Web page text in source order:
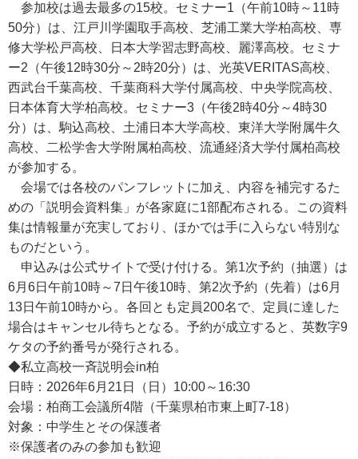
参加校は過去最多の15校。セミナー1（午前10時～11時
50分）は、江戸川学園取手高校、芝浦工業大学柏高校、専
修大学松戸高校、日本大学習志野高校、麗澤高校。セミナ
ー2（午後12時30分～2時20分）は、光英VERITAS高校、
西武台千葉高校、千葉商科大学付属高校、中央学院高校、
日本体育大学柏高校。セミナー3（午後2時40分～4時30
分）は、駒込高校、土浦日本大学高校、東洋大学附属牛久
高校、二松学舎大学附属柏高校、流通経済大学付属柏高校
が参加する。
会場では各校のパンフレットに加え、内容を補完するた
めの「説明会資料集」が各家庭に1部配布される。この資料
集は情報量が充実しており、ほかでは手に入らない特別な
ものだという。
申込みは公式サイトで受け付ける。第1次予約（抽選）は
6月6日午前10時～7日午後10時、第2次予約（先着）は6月
13日午前10時から。各回とも定員200名で、定員に達した
場合はキャンセル待ちとなる。予約が成立すると、英数字9
ケタの予約番号が発行される。
◆私立高校一斉説明会in柏
日時：2026年6月21日（日）10:00～16:30
会場：柏商工会議所4階（千葉県柏市東上町7-18）
対象：中学生とその保護者
※保護者のみの参加も歓迎